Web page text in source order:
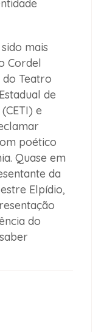
mais
Cordel
Teatro
de
e
poético
Quase em
da
Elpídio,
do